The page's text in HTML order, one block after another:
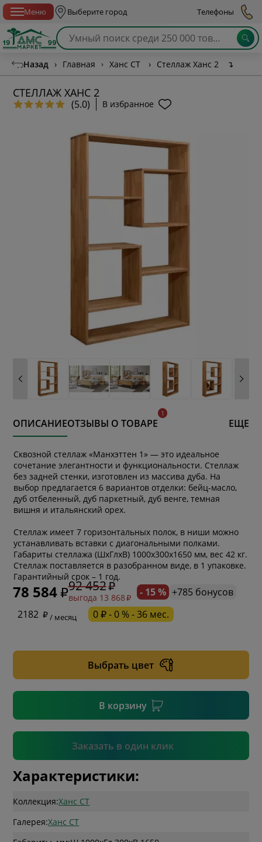
Меню Выберите город Телефоны
Назад › Главная › Ханс СТ › Стеллаж Ханс 2 ↴
СТЕЛЛАЖ ХАНС 2
(5.0) В избранное
ОПИСАНИЕОТЗЫВЫ О ТОВАРЕ ЕЩЕ
Сквозной стеллаж «Манхэттен 1» — это идеальное
сочетание элегантности и функциональности. Стеллаж
без задней стенки, изготовлен из массива дуба. На
выбор предлагается 6 вариантов отделки: бейц-масло,
дуб отбеленный, дуб паркетный, дуб венге, темная
вишня и итальянский орех.
Стеллаж имеет 7 горизонтальных полок, в ниши можно
устанавливать вставки с диагональными полками.
Габариты стеллажа (ШхГлхВ) 1000х300х1650 мм, вес 42 кг.
Стеллаж поставляется в разобранном виде, в 1 упаковке.
Гарантийный срок – 1 год.
78 584 92 452
выгода 13 868 - 15 % +785 бонусов
2182
/ месяц 0 ₽ - 0 % - 36 мес.
Выбрать цвет
В корзину
Заказать в один клик
* обязательное поле
Подтвердить
Характеристики:
Коллекция:Ханс СТ
Галерея:Ханс СТ